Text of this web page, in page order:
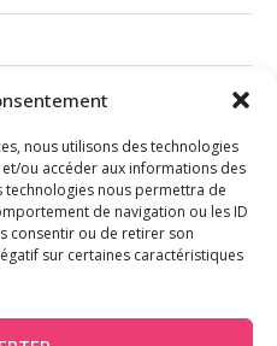
nous utilisons des technologies
ou accéder aux informations des
technologies nous permettra de
de navigation ou les ID
consentir ou de retirer son
sur certaines caractéristiques